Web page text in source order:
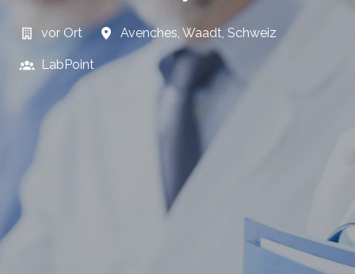
vor Ort Avenches, Waadt, Schweiz
LabPoint